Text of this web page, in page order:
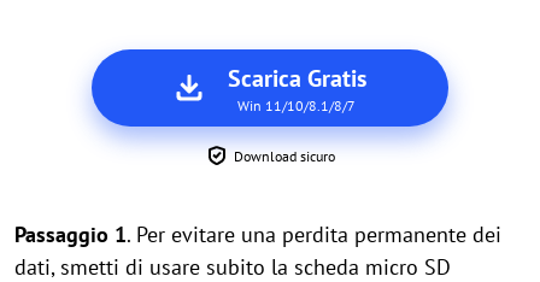
Scarica Gratis
Win 11/10/8.1/8/7
Download sicuro
Passaggio 1. Per evitare una perdita permanente dei
dati, smetti di usare subito la scheda micro SD